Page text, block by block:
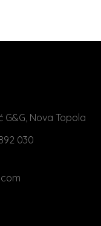
G&G, Nova Topola
030